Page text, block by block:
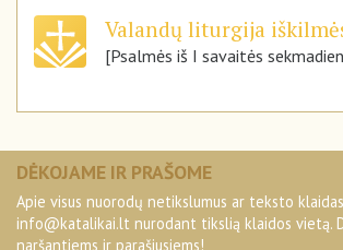
Valandų liturgija
[Psalmės iš I savaitės
DĖKOJAME IR PRAŠOME
Apie visus nuorodų netikslumus ar teksto
info@katalikai.lt nurodant tikslią klaidos vietą.
naršantiems ir parašiusiems!